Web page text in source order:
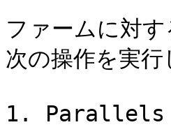
ファームに対
次の操作を実行
1. Parallels